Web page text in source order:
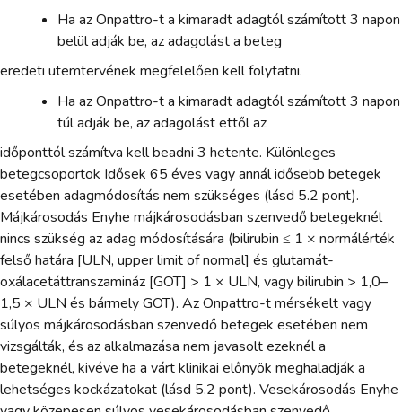
Ha az Onpattro-t a kimaradt adagtól számított 3 napon
belül adják be, az adagolást a beteg
eredeti ütemtervének megfelelően kell folytatni.
Ha az Onpattro-t a kimaradt adagtól számított 3 napon
túl adják be, az adagolást ettől az
időponttól számítva kell beadni 3 hetente. Különleges
betegcsoportok Idősek 65 éves vagy annál idősebb betegek
esetében adagmódosítás nem szükséges (lásd 5.2 pont).
Májkárosodás Enyhe májkárosodásban szenvedő betegeknél
nincs szükség az adag módosítására (bilirubin ≤ 1 × normálérték
felső határa [ULN, upper limit of normal] és glutamát-
oxálacetáttranszamináz [GOT] > 1 × ULN, vagy bilirubin > 1,0–
1,5 × ULN és bármely GOT). Az Onpattro-t mérsékelt vagy
súlyos májkárosodásban szenvedő betegek esetében nem
vizsgálták, és az alkalmazása nem javasolt ezeknél a
betegeknél, kivéve ha a várt klinikai előnyök meghaladják a
lehetséges kockázatokat (lásd 5.2 pont). Vesekárosodás Enyhe